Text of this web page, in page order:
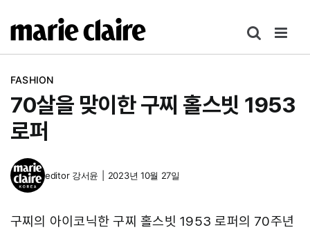
텐
FASHION
70살을 맞이한 구찌 홀스빗 1953
로퍼
editor 강서윤 2023년 10월 27일
구찌의 아이코닉한 구찌 홀스빗 1953 로퍼의 70주년